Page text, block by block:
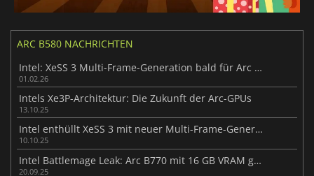
ARC B580 NACHRICHTEN
Intel: XeSS 3 Multi-Frame-Generation bald für Arc B580 GPU
01.02.26
Intels Xe3P-Architektur: Die Zukunft der Arc-GPUs
13.10.25
Intel enthüllt XeSS 3 mit neuer Multi-Frame-Generation-Technologie
10.10.25
Intel Battlemage Leak: Arc B770 mit 16 GB VRAM gesichtet
20.09.25